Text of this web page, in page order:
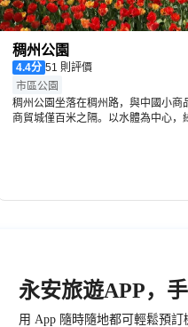
稠州公園
4.4分
51 則評價
市區公園
稠州公園坐落在稠州路，與中國小商
商貿城僅百米之隔。以水體為中心，
永安旅遊APP，
用 App 隨時隨地都可輕鬆預